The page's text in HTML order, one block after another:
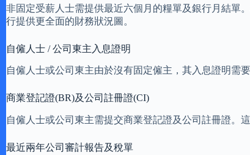
非固定受薪人士需提供最近六個月的糧單及銀行月結單
行提供更全面的財務狀況圖。
自僱人士 / 公司東主入息證明
自僱人士或公司東主由於沒有固定僱主，其入息證明需
商業登記證(BR)及公司註冊證(CI)
自僱人士或公司東主需提交商業登記證及公司註冊證。
最近兩年公司審計報告及稅單